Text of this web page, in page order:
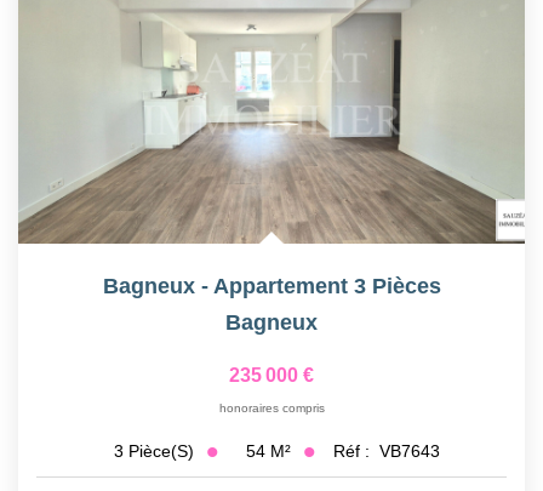
Bagneux - Appartement 3 Pièces
Bagneux
235 000 €
honoraires compris
3 Pièce(s) 54 M² Réf : VB7643